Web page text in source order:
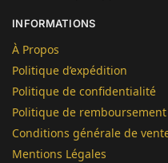
INFORMATIONS
À Propos
Politique d’expédition
Politique de confidentialité
Politique de remboursement
Conditions générale de
Mentions Légales